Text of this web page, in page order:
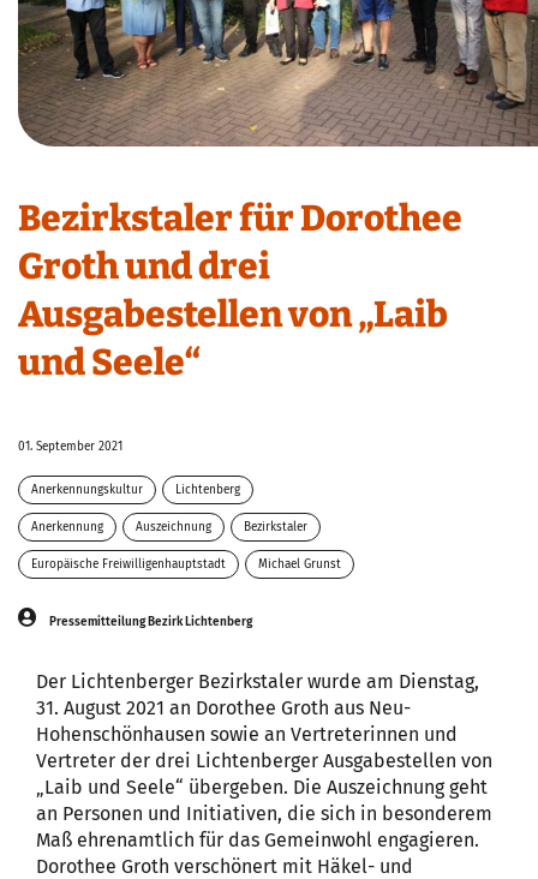
Bezirkstaler für Dorothee
Groth und drei
Ausgabestellen von „Laib
und Seele“
01. September 2021
Anerkennungskultur Lichtenberg
Anerkennung Auszeichnung Bezirkstaler
Europäische Freiwilligenhauptstadt Michael Grunst
Pressemitteilung Bezirk Lichtenberg
Der Lichtenberger Bezirkstaler wurde am Dienstag,
31. August 2021 an Dorothee Groth aus Neu-
Hohenschönhausen sowie an Vertreterinnen und
Vertreter der drei Lichtenberger Ausgabestellen von
„Laib und Seele“ übergeben. Die Auszeichnung geht
an Personen und Initiativen, die sich in besonderem
Maß ehrenamtlich für das Gemeinwohl engagieren.
Dorothee Groth verschönert mit Häkel- und